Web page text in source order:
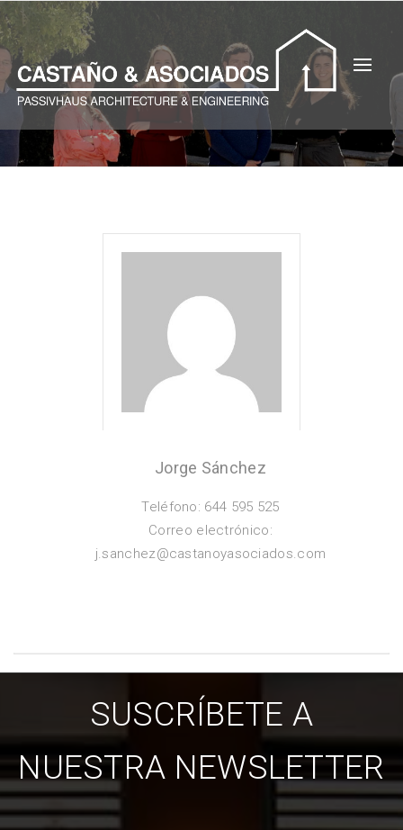
Jorge Sánchez
Teléfono: 644 595 525
Correo electrónico:
j.sanchez@castanoyasociados.com
SUSCRÍBETE A
NUESTRA NEWSLETTER